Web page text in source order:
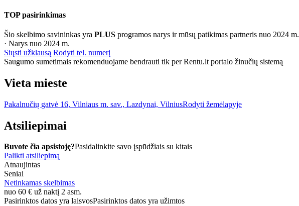
TOP pasirinkimas
Šio skelbimo savininkas yra PLUS programos narys ir mūsų patikimas partneris nuo 2024 m.
· Narys nuo 2024 m.
Siųsti užklausą Rodyti tel. numerį
Saugumo sumetimais rekomenduojame bendrauti tik per Rentu.lt portalo žinučių sistemą
Vieta mieste
Pakalnučių gatvė 16, Vilniaus m. sav., Lazdynai, VilniusRodyti žemėlapyje
Atsiliepimai
Buvote čia apsistoję?Pasidalinkite savo įspūdžiais su kitais
Palikti atsiliepimą
Atnaujintas
Seniai
Netinkamas skelbimas
nuo 60 € už naktį 2 asm.
Pasirinktos datos yra laisvosPasirinktos datos yra užimtos